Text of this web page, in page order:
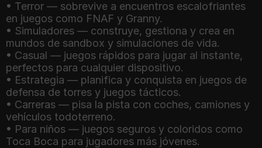
• Terror — sobrevive a encuentros escalofriantes
en juegos como FNAF y Granny.
• Simuladores — construye, gestiona y crea en
mundos de sandbox y simulaciones de vida.
• Casual — juegos rápidos para jugar al instante,
perfectos para cualquier dispositivo.
• Estrategia — planifica y conquista en juegos de
defensa de torres y juegos tácticos.
• Carreras — pisa la pista con coches, camiones y
vehículos todoterreno.
• Para niños — juegos seguros y coloridos como
Toca Boca para jugadores más jóvenes.